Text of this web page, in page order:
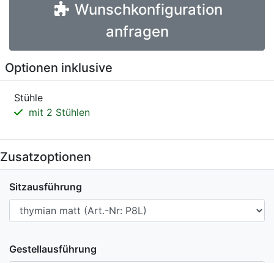
Wunschkonfiguration
anfragen
Optionen inklusive
Stühle
mit 2 Stühlen
Zusatzoptionen
Sitzausführung
Gestellausführung